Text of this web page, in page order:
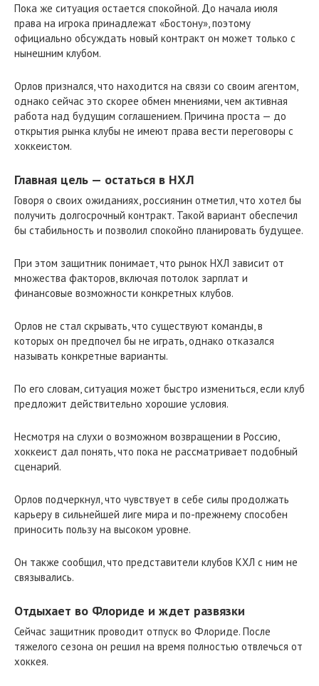
Пока же ситуация остается спокойной. До начала июля
права на игрока принадлежат «Бостону», поэтому
официально обсуждать новый контракт он может только с
нынешним клубом.
Орлов признался, что находится на связи со своим агентом,
однако сейчас это скорее обмен мнениями, чем активная
работа над будущим соглашением. Причина проста — до
открытия рынка клубы не имеют права вести переговоры с
хоккеистом.
Главная цель — остаться в НХЛ
Говоря о своих ожиданиях, россиянин отметил, что хотел бы
получить долгосрочный контракт. Такой вариант обеспечил
бы стабильность и позволил спокойно планировать будущее.
При этом защитник понимает, что рынок НХЛ зависит от
множества факторов, включая потолок зарплат и
финансовые возможности конкретных клубов.
Орлов не стал скрывать, что существуют команды, в
которых он предпочел бы не играть, однако отказался
называть конкретные варианты.
По его словам, ситуация может быстро измениться, если клуб
предложит действительно хорошие условия.
Несмотря на слухи о возможном возвращении в Россию,
хоккеист дал понять, что пока не рассматривает подобный
сценарий.
Орлов подчеркнул, что чувствует в себе силы продолжать
карьеру в сильнейшей лиге мира и по-прежнему способен
приносить пользу на высоком уровне.
Он также сообщил, что представители клубов КХЛ с ним не
связывались.
Отдыхает во Флориде и ждет развязки
Сейчас защитник проводит отпуск во Флориде. После
тяжелого сезона он решил на время полностью отвлечься от
хоккея.